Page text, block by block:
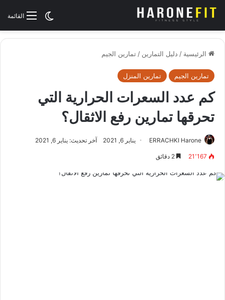
القائمةالوضع
الرئيسية / دليل التمارين / تمارين الجيم
تمارين الجيم تمارين المنزل
كم عدد السعرات الحرارية التي
تحرقها تمارين رفع الاثقال؟
ERRACHKI Harone يناير 6, 2021 آخر تحديث: يناير 6, 2021
21٬167